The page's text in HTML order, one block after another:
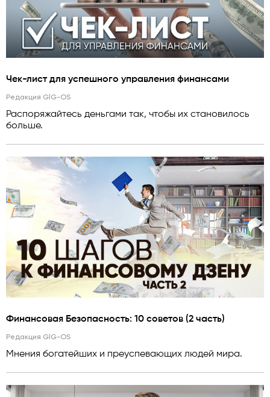
Чек-лист для успешного управления финансами
Редакция GlG-OS
Распоряжайтесь деньгами так, чтобы их становилось
больше.
Финансовая Безопасность: 10 советов (2 часть)
Редакция GlG-OS
Мнения богатейших и преуспевающих людей мира.